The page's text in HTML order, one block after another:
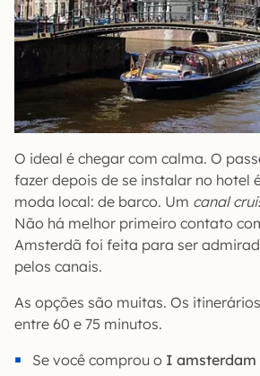
O ideal é chegar com calma. O
fazer depois de se instalar no hotel
moda local: de barco. Um canal
Não há melhor primeiro contato
Amsterdã foi feita para ser
pelos canais.
As opções são muitas. Os
entre 60 e 75 minutos.
Se você comprou o I amsterdam